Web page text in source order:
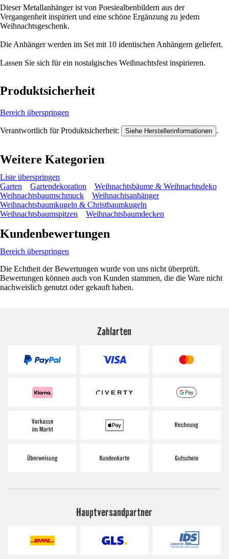
Dieser Metallanhänger ist von Poesiealbenbildern aus der
Vergangenheit inspiriert und eine schöne Ergänzung zu jedem
Weihnachtsgeschenk.
Die Anhänger werden im Set mit 10 identischen Anhängern geliefert.
Lassen Sie sich für ein nostalgisches Weihnachtsfest inspirieren.
Produktsicherheit
Bereich überspringen
Verantwortlich für Produktsicherheit: Siehe Herstellerinformationen .
Weitere Kategorien
Liste überspringen
Garten
Gartendekoration
Weihnachtsbäume & Weihnachtsdeko
Weihnachtsbaumschmuck
Weihnachtsanhänger
Weihnachtsbaumkugeln & Christbaumkugeln
Weihnachtsbaumspitzen
Weihnachtsbaumdecken
Kundenbewertungen
Bereich überspringen
Die Echtheit der Bewertungen wurde von uns nicht überprüft.
Bewertungen können auch von Kunden stammen, die die Ware nicht
nachweislich genutzt oder gekauft haben.
Zahlarten
Hauptversandpartner